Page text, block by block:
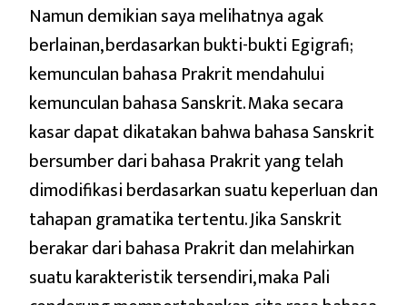
Namun demikian saya melihatnya agak
berlainan, berdasarkan bukti-bukti Egigrafi;
kemunculan bahasa Prakrit mendahului
kemunculan bahasa Sanskrit. Maka secara
kasar dapat dikatakan bahwa bahasa Sanskrit
bersumber dari bahasa Prakrit yang telah
dimodifikasi berdasarkan suatu keperluan dan
tahapan gramatika tertentu. Jika Sanskrit
berakar dari bahasa Prakrit dan melahirkan
suatu karakteristik tersendiri, maka Pali